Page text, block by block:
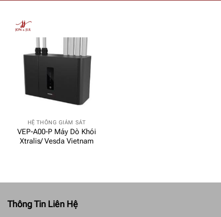
HỆ THỐNG GIÁM SÁT
VEP-A00-P Máy Dò Khói
Xtralis/ Vesda Vietnam
Thông Tin Liên Hệ